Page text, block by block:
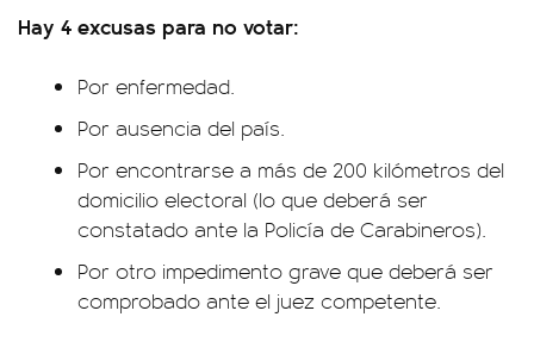
Hay 4 excusas para no votar:
Por enfermedad.
Por ausencia del país.
Por encontrarse a más de 200 kilómetros del
domicilio electoral (lo que deberá ser
constatado ante la Policía de Carabineros).
Por otro impedimento grave que deberá ser
comprobado ante el juez competente.